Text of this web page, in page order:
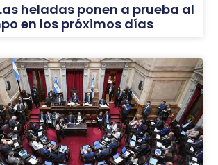
heladas ponen a prueba al
en los próximos días